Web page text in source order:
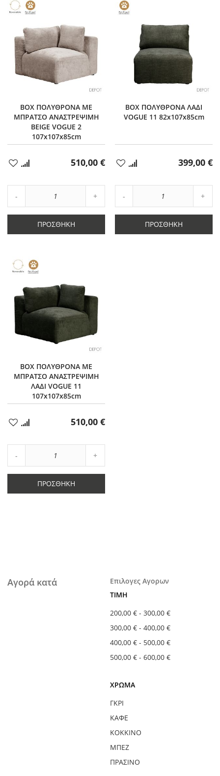
BOX ΠΟΛΥΘΡΟΝΑ ΜΕ
ΜΠΡΑΤΣΟ ΑΝΑΣΤΡΕΨΙΜΗ
BEIGE VOGUE 2
107x107x85cm
Προσθήκη
510,00 €
Μείωση
ποσότητας
Αύξηση
ποσότητας
κατά
ΠΡΟΣΘΉΚΗ
BOX ΠΟΛΥΘΡΟΝΑ ΛΑΔΙ
VOGUE 11 82x107x85cm
Προσθήκη
399,00 €
Μείωση
ποσότητας
κατά
ΠΡΟΣΘΉΚΗ
BOX ΠΟΛΥΘΡΟΝΑ ΜΕ
ΜΠΡΑΤΣΟ ΑΝΑΣΤΡΕΨΙΜΗ
ΛΑΔΙ VOGUE 11
107x107x85cm
Προσθήκη
510,00 €
Μείωση
ποσότητας
Αύξηση
ποσότητας
κατά
ΠΡΟΣΘΉΚΗ
Αγορά κατά
Επιλογες Αγορων
ΤΙΜΉ
200,00 € - 300,00 €
300,00 € - 400,00 €
400,00 € - 500,00 €
500,00 € - 600,00 €
ΧΡΏΜΑ
ΓΚΡΙ
ΚΑΦΈ
ΚΌΚΚΙΝΟ
ΜΠΕΖ
ΠΡΆΣΙΝΟ